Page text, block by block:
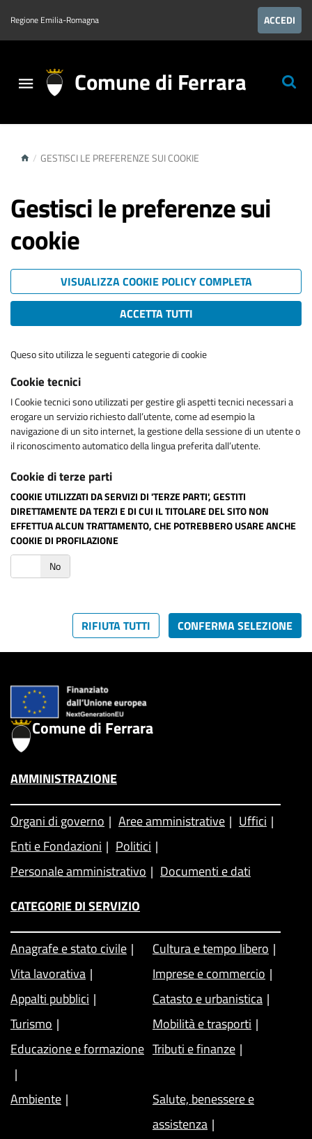
Regione Emilia-Romagna ACCEDI
Comune di Ferrara
/ GESTISCI LE PREFERENZE SUI COOKIE
Gestisci le preferenze sui
cookie
VISUALIZZA COOKIE POLICY COMPLETA
ACCETTA TUTTI
Queso sito utilizza le seguenti categorie di cookie
Cookie tecnici
I Cookie tecnici sono utilizzati per gestire gli aspetti tecnici necessari a
erogare un servizio richiesto dall’utente, come ad esempio la
navigazione di un sito internet, la gestione della sessione di un utente o
il riconoscimento automatico della lingua preferita dall’utente.
Cookie di terze parti
COOKIE UTILIZZATI DA SERVIZI DI 'TERZE PARTI', GESTITI
DIRETTAMENTE DA TERZI E DI CUI IL TITOLARE DEL SITO NON
EFFETTUA ALCUN TRATTAMENTO, CHE POTREBBERO USARE ANCHE
COOKIE DI PROFILAZIONE
No
RIFIUTA TUTTI CONFERMA SELEZIONE
Comune di Ferrara
AMMINISTRAZIONE
Organi di governo Aree amministrative
Uffici
Enti e Fondazioni
Politici
Personale amministrativo
Documenti e dati
CATEGORIE DI SERVIZIO
Anagrafe e stato civile
Cultura e tempo libero
Vita lavorativa
Imprese e commercio
Appalti pubblici
Catasto e urbanistica
Turismo
Mobilità e trasporti
Educazione e formazione Tributi e finanze
Ambiente
Salute, benessere e
assistenza